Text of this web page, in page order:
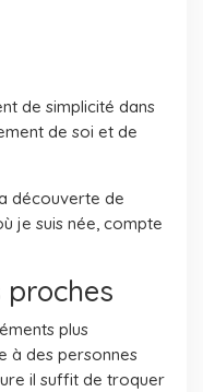
de simplicité dans
de soi et de
découverte de
je suis née, compte
proches
plus
à des personnes
il suffit de troquer